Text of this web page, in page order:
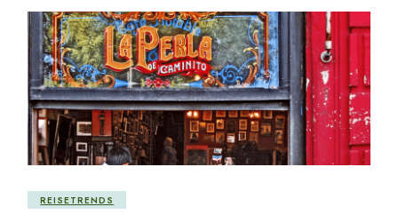
REISETRENDS